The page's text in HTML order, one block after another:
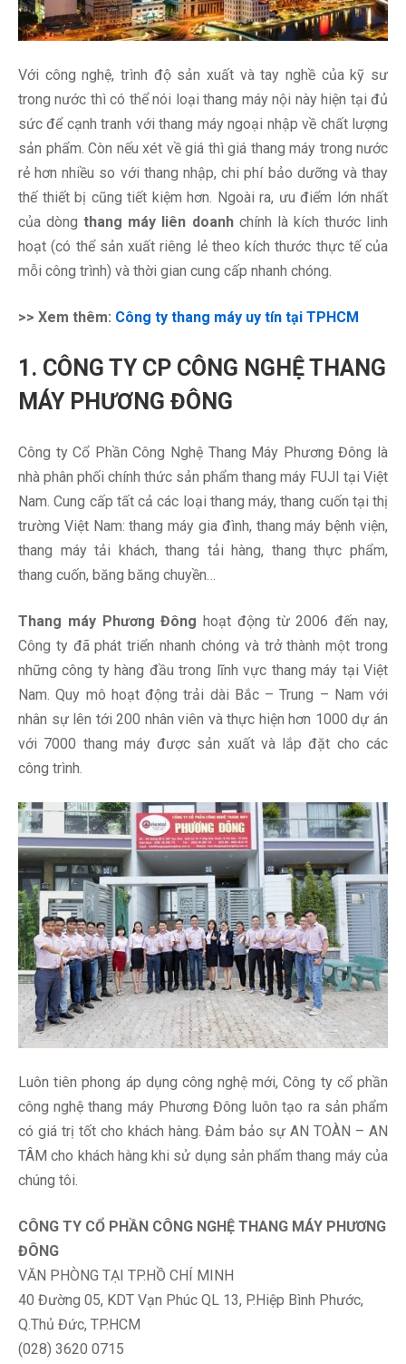
Với công nghệ, trình độ sản xuất và tay nghề của kỹ sư
trong nước thì có thể nói loại thang máy nội này hiện tại đủ
sức để cạnh tranh với thang máy ngoại nhập về chất lượng
sản phẩm. Còn nếu xét về giá thì giá thang máy trong nước
rẻ hơn nhiều so với thang nhập, chi phí bảo dưỡng và thay
thế thiết bị cũng tiết kiệm hơn. Ngoài ra, ưu điểm lớn nhất
của dòngthang máy liên doanhchính là kích thước linh
hoạt (có thể sản xuất riêng lẻ theo kích thước thực tế của
mỗi công trình) và thời gian cung cấp nhanh chóng.
>> Xem thêm: Công ty thang máy uy tín tại TPHCM
1. CÔNG TY CP CÔNG NGHỆ THANG
MÁY PHƯƠNG ĐÔNG
Công ty Cổ Phần Công Nghệ Thang Máy Phương Đông là
nhà phân phối chính thức sản phẩm thang máy FUJI tại Việt
Nam. Cung cấp tất cả các loại thang máy, thang cuốn tại thị
trường Việt Nam: thang máy gia đình, thang máy bệnh viện,
thang máy tải khách, thang tải hàng, thang thực phẩm,
thang cuốn, băng băng chuyền…
Thang máy Phương Đông hoạt động từ 2006 đến nay,
Công ty đã phát triển nhanh chóng và trở thành một trong
những công ty hàng đầu trong lĩnh vực thang máy tại Việt
Nam. Quy mô hoạt động trải dài Bắc – Trung – Nam với
nhân sự lên tới 200 nhân viên và thực hiện hơn 1000 dự án
với 7000 thang máy được sản xuất và lắp đặt cho các
công trình.
Luôn tiên phong áp dụng công nghệ mới, Công ty cổ phần
công nghệ thang máy Phương Đông luôn tạo ra sản phẩm
có giá trị tốt cho khách hàng. Đảm bảo sự AN TOÀN – AN
TÂM cho khách hàng khi sử dụng sản phẩm thang máy của
chúng tôi.
CÔNG TY CỔ PHẦN CÔNG NGHỆ THANG MÁY PHƯƠNG
ĐÔNG
VĂN PHÒNG TẠI TP.HỒ CHÍ MINH
40 Đường 05, KDT Vạn Phúc QL 13, P.Hiệp Bình Phước,
Q.Thủ Đức, TP.HCM
(028) 3620 0715